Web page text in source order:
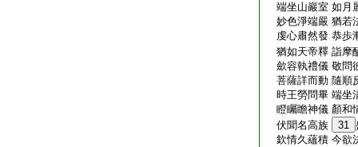
端坐山巖室 如月
妙色淨端嚴 猶若
虔心肅然發 恭歩
猶如天帝釋 詣摩
歛容執禮儀 敬問
菩薩詳而動 隨順
時王勞問畢 端坐
瞪矚瞻神儀 顏和
伏聞名高族
31
欽情久蘊積 今欲